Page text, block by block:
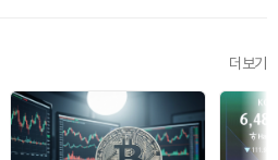
더보기